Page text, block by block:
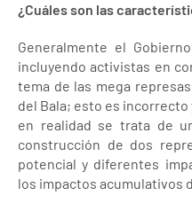
¿Cuáles son las
Generalmente el
incluyendo activistas en
tema de las mega
del Bala; esto es
en realidad se trata de
construcción de dos
potencial y diferentes
los impactos acumulativos